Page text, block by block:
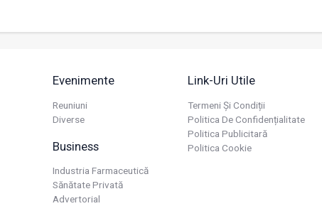
Evenimente
Reuniuni
Diverse
Business
Industria Farmaceutică
Sănătate Privată
Advertorial
Link-Uri Utile
Termeni Și Condiții
Politica De Confidențialitate
Politica Publicitară
Politica Cookie